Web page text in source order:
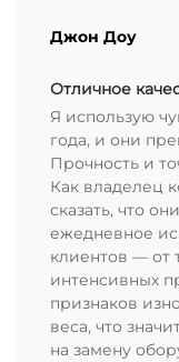
Джон Доу
Отличное
Я использую
года, и они
Прочность и
Как владелец
сказать, что
ежедневное
клиентов — от
интенсивных
признаков
веса, что
на замену